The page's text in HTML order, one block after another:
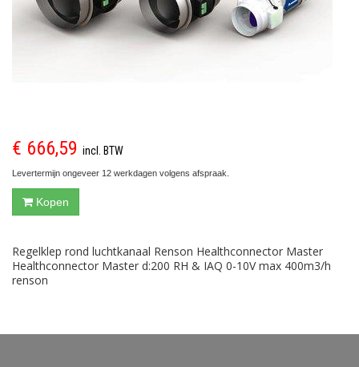
€ 666,59 incl. BTW
Levertermijn ongeveer 12 werkdagen volgens afspraak.
Kopen
Regelklep rond luchtkanaal Renson Healthconnector Master
Healthconnector Master d:200 RH & IAQ 0-10V max 400m3/h
renson